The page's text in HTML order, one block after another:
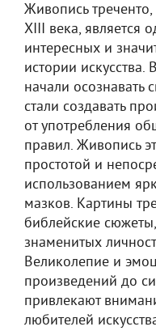
Живопись
XIII века, является
интересных и
истории
начали осознавать
стали создавать
от употребления
правил. Живопись
простотой и
использованием
мазков. Картины
библейские
знаменитых
Великолепие и
произведений до
привлекают
любителей